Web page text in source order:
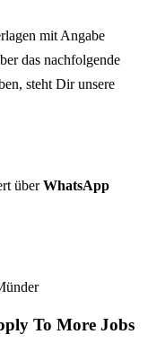
mit Angabe
das nachfolgende
steht Dir unsere
überWhatsApp
To More Jobs